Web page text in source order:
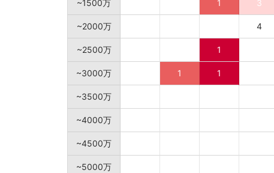
~1500万 1 3
~2000万 4
~2500万 1
~3000万 1 1
~3500万
~4000万
~4500万
~5000万